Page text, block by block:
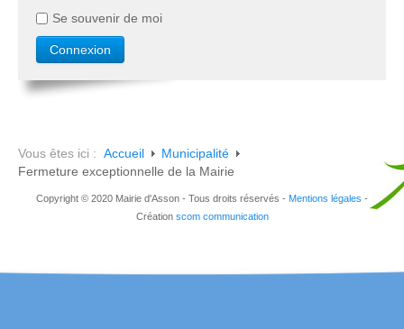
Se souvenir de moi
Vous êtes ici : Accueil
Municipalité
Fermeture exceptionnelle de la Mairie
Copyright © 2020 Mairie d'Asson - Tous droits réservés - Mentions légales -
Création scom communication